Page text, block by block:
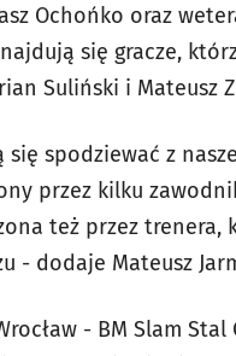
Ochońko oraz
się gracze,
Suliński i Mateusz
spodziewać z
przez kilku
też przez trenera,
- dodaje Mateusz
- BM Slam